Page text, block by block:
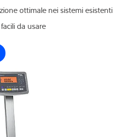
ottimale nei sistemi esistenti
da usare